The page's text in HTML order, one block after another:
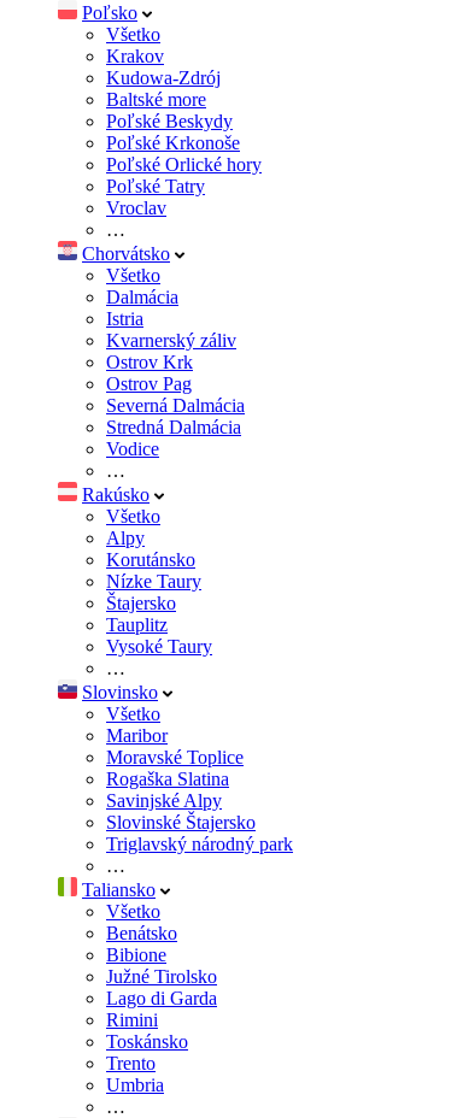
Poľsko
Všetko
Krakov
Kudowa-Zdrój
Baltské more
Poľské Beskydy
Poľské Krkonoše
Poľské Orlické hory
Poľské Tatry
Vroclav
…
Chorvátsko
Všetko
Dalmácia
Istria
Kvarnerský záliv
Ostrov Krk
Ostrov Pag
Severná Dalmácia
Stredná Dalmácia
Vodice
…
Rakúsko
Všetko
Alpy
Korutánsko
Nízke Taury
Štajersko
Tauplitz
Vysoké Taury
…
Slovinsko
Všetko
Maribor
Moravské Toplice
Rogaška Slatina
Savinjské Alpy
Slovinské Štajersko
Triglavský národný park
…
Taliansko
Všetko
Benátsko
Bibione
Južné Tirolsko
Lago di Garda
Rimini
Toskánsko
Trento
Umbria
…